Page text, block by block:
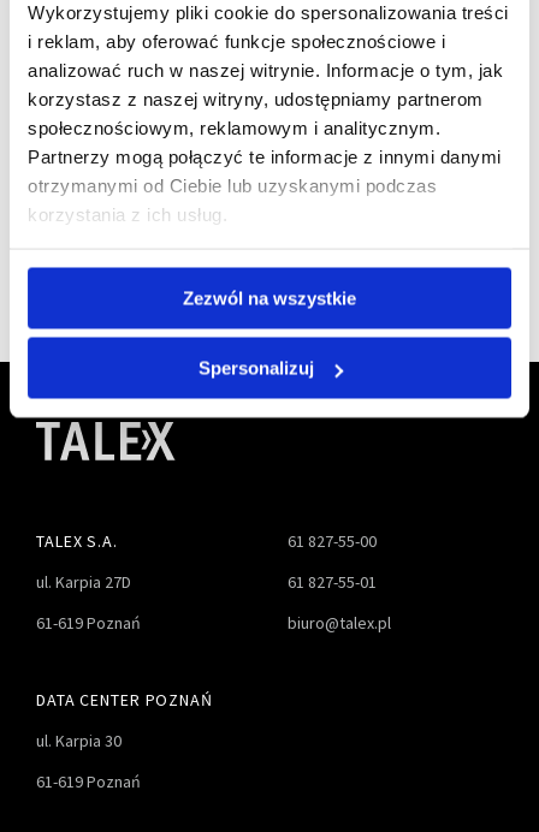
Wykorzystujemy pliki cookie do spersonalizowania treści
i reklam, aby oferować funkcje społecznościowe i
analizować ruch w naszej witrynie. Informacje o tym, jak
korzystasz z naszej witryny, udostępniamy partnerom
społecznościowym, reklamowym i analitycznym.
Partnerzy mogą połączyć te informacje z innymi danymi
otrzymanymi od Ciebie lub uzyskanymi podczas
korzystania z ich usług.
Zezwól na wszystkie
Spersonalizuj
Jesteśmy
członkiem
TALEX S.A.
ul. Karpia 27D
61-619 Poznań
61 827-55-00
61 827-55-01
biuro@talex.pl
DATA CENTER POZNAŃ
ul. Karpia 30
61-619 Poznań